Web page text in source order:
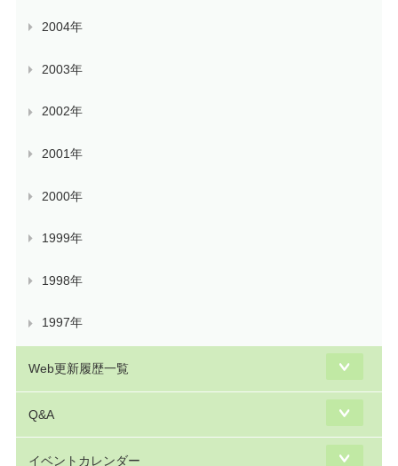
2004年
2003年
2002年
2001年
2000年
1999年
1998年
1997年
Web更新履歴一覧
Q&A
イベントカレンダー